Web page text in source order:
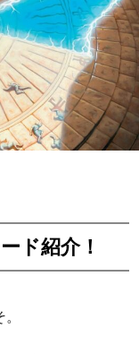
ド紹介！